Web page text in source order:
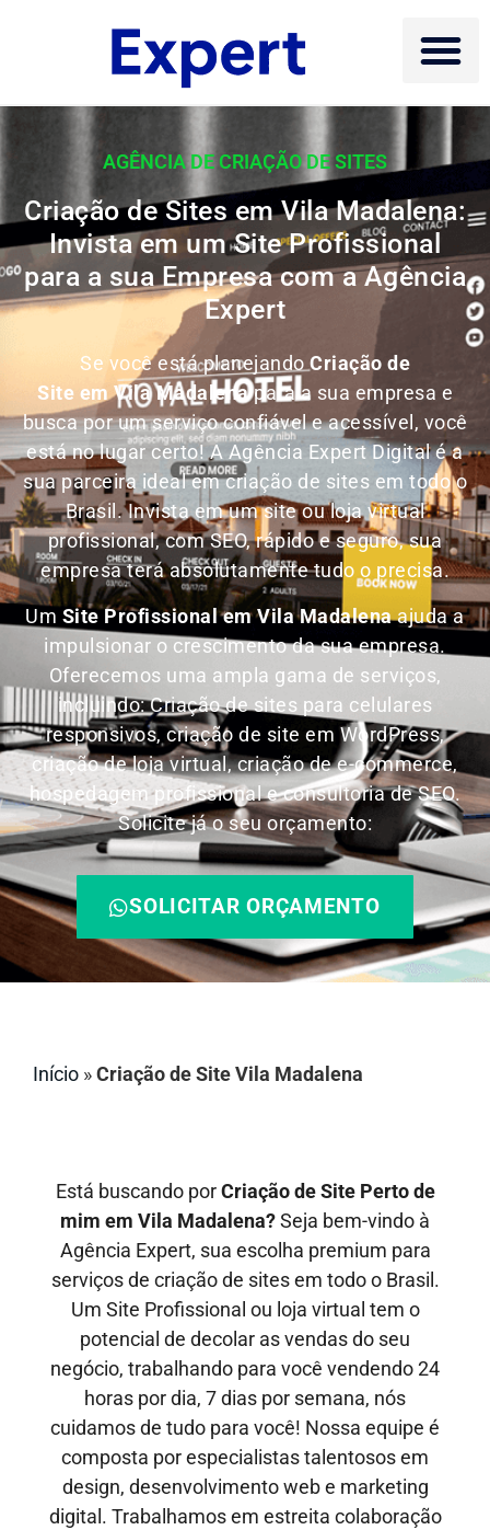
AGÊNCIA DE CRIAÇÃO DE SITES
Criação de Sites em Vila Madalena:
Invista em um Site Profissional
para a sua Empresa com a Agência
Expert
Se você está planejandoCriação de
Site em Vila Madalenapara a sua empresa e
busca por um serviço confiável e acessível, você
está no lugar certo! A Agência Expert Digital é a
sua parceira ideal em criação de sites em todo o
Brasil.Invista em um site ou loja virtual
profissional, com SEO, rápido e seguro, sua
empresa terá absolutamente tudo o precisa.
Um Site Profissional em Vila Madalenaajuda a
impulsionar o crescimento da sua empresa.
Oferecemos uma ampla gama de serviços,
incluindo: Criação de sites para celulares
responsivos, criação de site em WordPress,
criação de loja virtual, criação de e-commerce,
hospedagem profissional e consultoria de SEO.
Solicite já o seu orçamento:
SOLICITAR ORÇAMENTO
Início »Criação de Site Vila Madalena
Está buscando porCriação de Site Perto de
mim em Vila Madalena?Seja bem-vindo à
Agência Expert, sua escolha premium para
serviços de criação de sites em todo o Brasil.
Um Site Profissional ou loja virtual tem o
potencial de decolar as vendas do seu
negócio, trabalhando para você vendendo 24
horas por dia, 7 dias por semana, nós
cuidamos de tudo para você! Nossa equipe é
composta por especialistas talentosos em
design, desenvolvimento web e marketing
digital. Trabalhamos em estreita colaboração